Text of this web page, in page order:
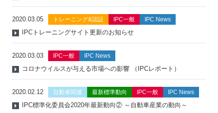
2020.03.05 トレーニング&認証 IPC一般 IPC News
IPCトレーニングサイト更新のお知らせ
2020.03.03 IPC一般 IPC News
コロナウイルスが与える市場への影響 （IPCレポート）
2020.02.12 自動車関連 最新標準動向 IPC一般 IPC News
IPC標準化委員会2020年最新動向② ～自動車産業の動向～